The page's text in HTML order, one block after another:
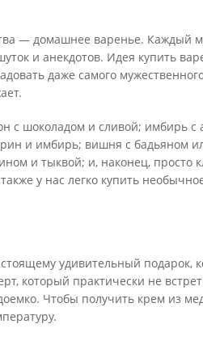
— домашнее варенье. Каждый
и анекдотов. Идея купить
даже самого
с шоколадом и сливой; имбирь с
и имбирь; вишня с бадьяном
и тыквой; и, наконец, просто
у нас легко купить
удивительный подарок,
который практически не
Чтобы получить крем из